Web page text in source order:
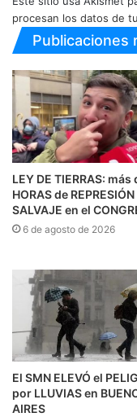
procesan los datos de
Publicaciones
LEY DE TIERRAS: más
HORAS de REPRESIÓN
SALVAJE en el
6 de agosto de 2026
El SMN ELEVÓ el
por LLUVIAS en
AIRES